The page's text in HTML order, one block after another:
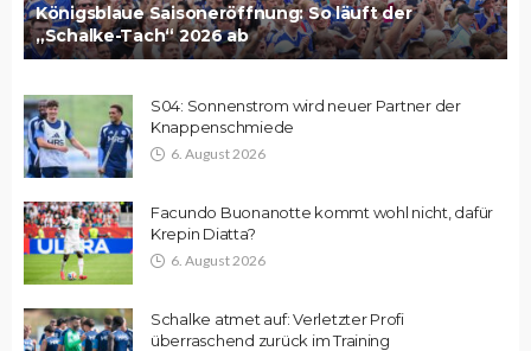
Königsblaue Saisoneröffnung: So läuft der
„Schalke-Tach“ 2026 ab
S04: Sonnenstrom wird neuer Partner der
Knappenschmiede
6. August 2026
Facundo Buonanotte kommt wohl nicht, dafür
Krepin Diatta?
6. August 2026
Schalke atmet auf: Verletzter Profi
überraschend zurück im Training